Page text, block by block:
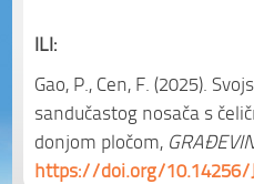
ILI:
Gao, P., Cen, F. (2025).
sandučastog nosača s
donjom pločom,
https://doi.org/10.14256/